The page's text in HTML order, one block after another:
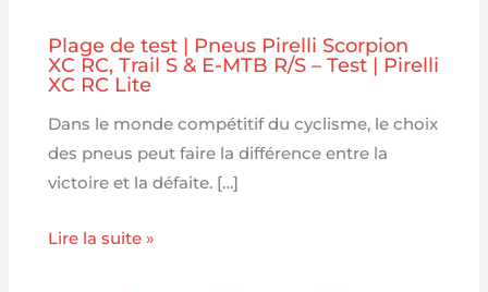
Plage de test | Pneus Pirelli Scorpion
XC RC, Trail S & E-MTB R/S – Test | Pirelli
XC RC Lite
Dans le monde compétitif du cyclisme, le choix
des pneus peut faire la différence entre la
victoire et la défaite. […]
Lire la suite »